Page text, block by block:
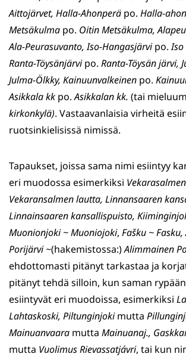
Aittojärvet, Halla-Ahonperä po. Halla-
Metsäkulma po. Oitin Metsäkulma,
Ala-Peurasuvan­to, Iso-Hangasjärvipo.Iso
Ranta-Töysänjärvipo. Ranta-Töysän järvi,
Julma-Ölkky, Kainuunvalkeinen po.
Asikkala kk po.Asikkalan kk. (tai
kirkon­kylä). Vastaavanlaisia virheitä
ruotsinkielisissä nimissä.
Tapaukset, joissa sama nimi esiintyy
eri muo­dossa esimerkiksi
Vekaran­sal­men lautta, Linnan­saaren
Linnainsaaren kansallispuisto,
Muonionjoki ~ Muoniojoki, Fašku ~ Fasku,
Porijärvi ~(hakemistossa:)Alimmainen
ehdottomasti pitänyt tarkastaa ja
pitänyt tehdä silloin, kun saman
esiintyvät eri muodoissa, esimerkiksi
Lahtaskoski, Piltunginjokimutta
Mainuanvaara mutta Mainuanaj.,
mutta Vuolimus Rievassatjávri, tai kun